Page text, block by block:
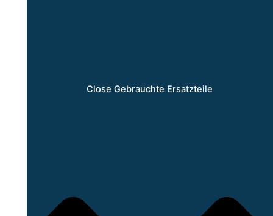
Close Gebrauchte Ersatzteile